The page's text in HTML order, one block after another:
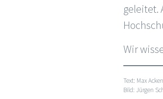
geleitet.
Wir
Text: Max
Bild: Jürgen